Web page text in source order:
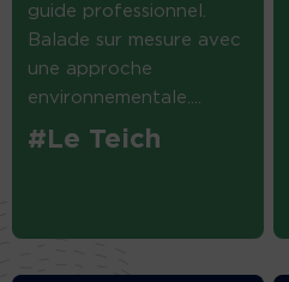
guide professionnel.
Balade sur mesure avec
une approche
environnementale....
#Le Teich